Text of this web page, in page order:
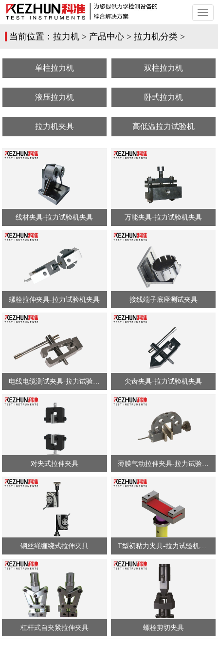
切
换
当前位置： 拉力机 > 产品中心 > 拉力机分类 >
单柱拉力机 双柱拉力机
液压拉力机 卧式拉力机
拉力机夹具 高低温拉力试验机
线材夹具-拉力试验机夹具 万能夹具-拉力试验机夹具
螺栓拉伸夹具-拉力试验机夹具 接线端子底座测试夹具
电线电缆测试夹具-拉力试验机夹具 尖齿夹具-拉力试验机夹具
对夹式拉伸夹具 薄膜气动拉伸夹具-拉力试验机夹具
钢丝绳缠绕式拉伸夹具
杠杆式自夹紧拉伸夹具 螺栓剪切夹具